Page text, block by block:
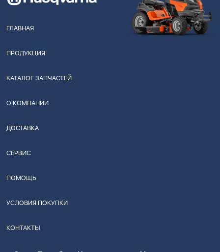
ГЛАВНАЯ
ПРОДУКЦИЯ
КАТАЛОГ ЗАПЧАСТЕЙ
О КОМПАНИИ
ДОСТАВКА
СЕРВИС
ПОМОЩЬ
УСЛОВИЯ ПОКУПКИ
КОНТАКТЫ